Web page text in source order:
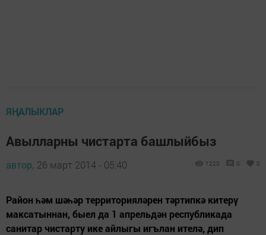
ЯҢАЛЫКЛАР
Авылларны чистарта башлыйбыз
автор, 26 март 2014 - 05:40 1220 0 0
Район һәм шәһәр территорияләрен тәртипкә китерү
максатыннан, быел да 1 апрельдән республикада
санитар чистарту ике айлыгы игълан ителә, дип